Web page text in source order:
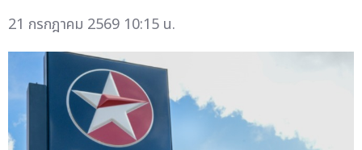
21 กรกฎาคม 2569 10:15 น.